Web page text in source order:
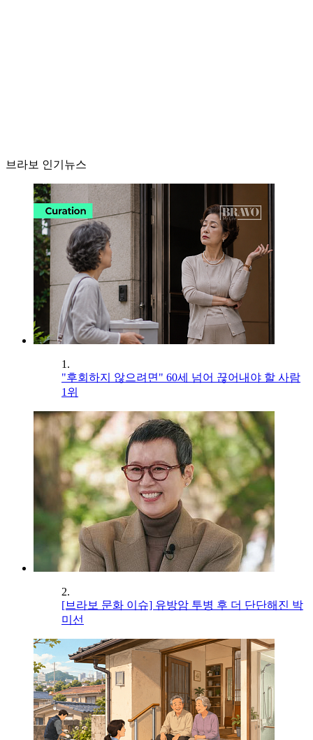
브라보 인기뉴스
1.
"후회하지 않으려면" 60세 넘어 끊어내야 할 사람
1위
2.
[브라보 문화 이슈] 유방암 투병 후 더 단단해진 박
미선